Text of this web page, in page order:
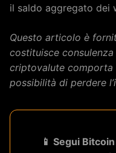
il saldo aggregato dei
Questo articolo è
costituisce
criptovalute comporta
possibilità di perdere
📱 Segui